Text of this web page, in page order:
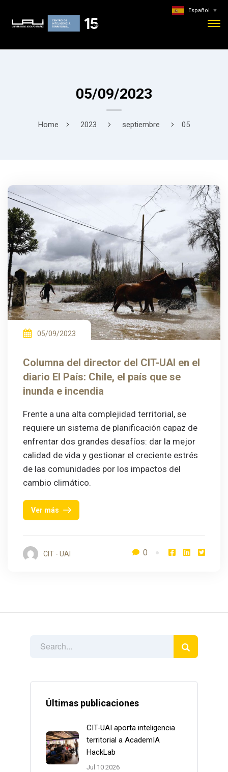
05/09/2023
Home 2023 septiembre 05
Últimas publicaciones
CIT-UAI aporta inteligencia
territorial a AcademIA
HackLab
Jul 10 2026
05/09/2023
Columna del director del CIT-UAI en el
diario El País: Chile, el país que se
inunda e incendia
Frente a una alta complejidad territorial, se
requiere un sistema de planificación capaz de
enfrentar dos grandes desafíos: dar la mejor
calidad de vida y gestionar el creciente estrés
de las comunidades por los impactos del
cambio climático.
Ver más
CIT - UAI 0
Español ▼